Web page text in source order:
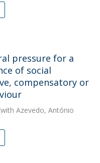
pressure for a
of social
compensatory or
Azevedo, António